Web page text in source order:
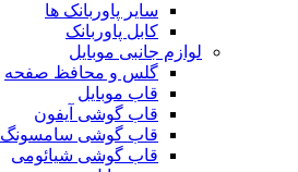
سایر پاوربانک ها
کابل پاوربانک
لوازم جانبی موبایل
گلس و محافظ صفحه
قاب موبایل
قاب گوشی آیفون
قاب گوشی سامسونگ
قاب گوشی شیائومی